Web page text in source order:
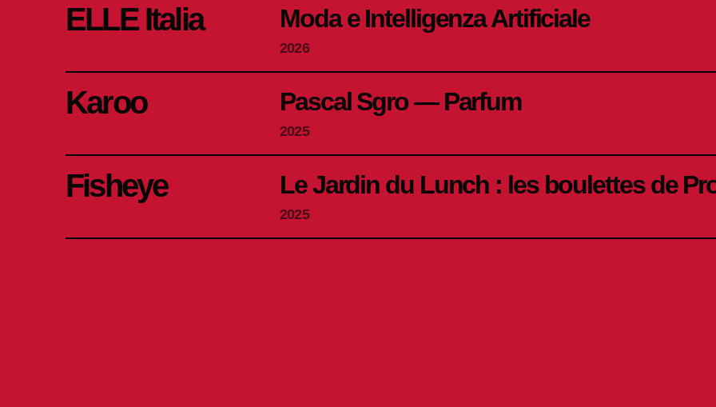
ELLE Italia Moda e Intelligenza Artificiale
2026
Karoo Pascal Sgro — Parfum
2025
Fisheye Le Jardin du Lunch : les boulettes de
2025